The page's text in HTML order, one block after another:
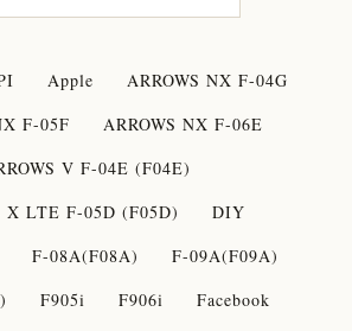
Apple
ARROWS NX F-04G
F-05F
ARROWS NX F-06E
V F-04E (F04E)
X LTE F-05D (F05D)
DIY
F-08A(F08A)
F-09A(F09A)
F905i F906i
Facebook